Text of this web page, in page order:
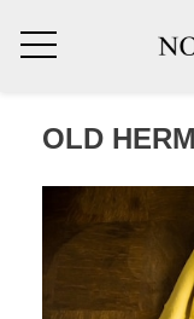
OLD